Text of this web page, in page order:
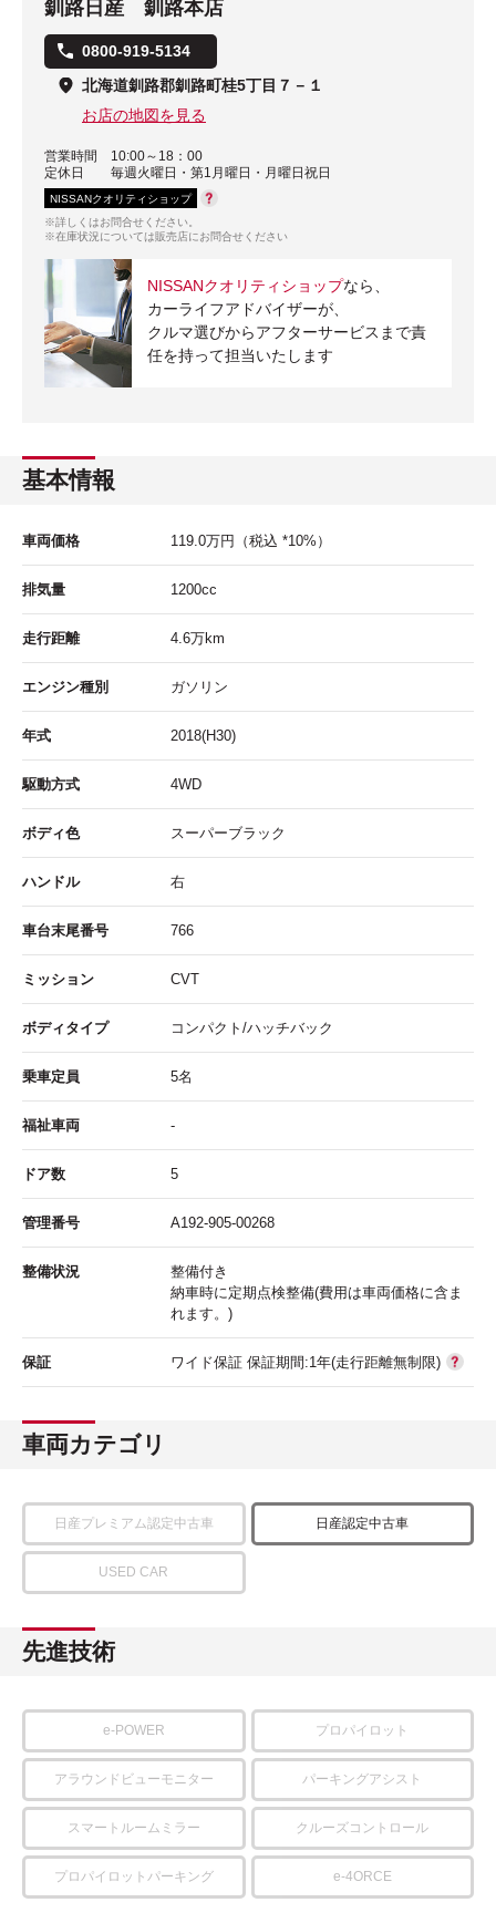
釧路日産 釧路本店
0800-919-5134
北海道釧路郡釧路町桂5丁目７－１
お店の地図を見る
営業時間
10:00～18：00
定休日
毎週火曜日・第1月曜日・月曜日祝日
NISSANクオリティショップ
※詳しくはお問合せください。
※在庫状況については販売店にお問合せください
NISSANクオリティショップなら、
カーライフアドバイザーが、
クルマ選びからアフターサービスまで責
任を持って担当いたします
基本情報
車両価格 119.0万円 （税込 *10%）
排気量 1200cc
走行距離 4.6万km
エンジン種別 ガソリン
年式 2018(H30)
駆動方式 4WD
ボディ色 スーパーブラック
ハンドル 右
車台末尾番号 766
ミッション CVT
ボディタイプ コンパクト/ハッチバック
乗車定員 5名
福祉車両 -
ドア数 5
管理番号 A192-905-00268
整備状況
整備付き
納車時に定期点検整備(費用は車両価格に含ま
れます。)
保証 ワイド保証 保証期間:1年(走行距離無制限)
車両カテゴリ
日産プレミアム認定中古車 日産認定中古車
USED CAR
先進技術
e-POWER プロパイロット
アラウンドビューモニター パーキングアシスト
スマートルームミラー クルーズコントロール
プロパイロットパーキング e-4ORCE